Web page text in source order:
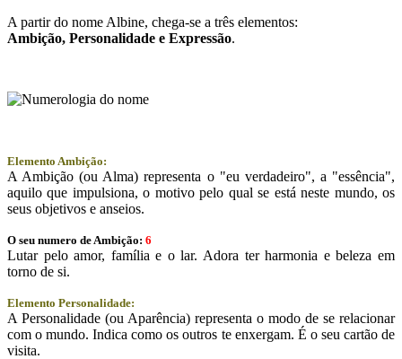
A partir do nome Albine, chega-se a três elementos:
Ambição, Personalidade e Expressão.
Elemento Ambição:
A Ambição (ou Alma) representa o "eu verdadeiro", a "essência",
aquilo que impulsiona, o motivo pelo qual se está neste mundo, os
seus objetivos e anseios.
O seu numero de Ambição: 6
Lutar pelo amor, família e o lar. Adora ter harmonia e beleza em
torno de si.
Elemento Personalidade:
A Personalidade (ou Aparência) representa o modo de se relacionar
com o mundo. Indica como os outros te enxergam. É o seu cartão de
visita.